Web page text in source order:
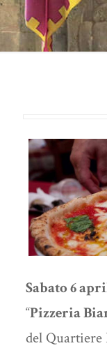
Sabato 6
“Pizzeria
del Quartiere